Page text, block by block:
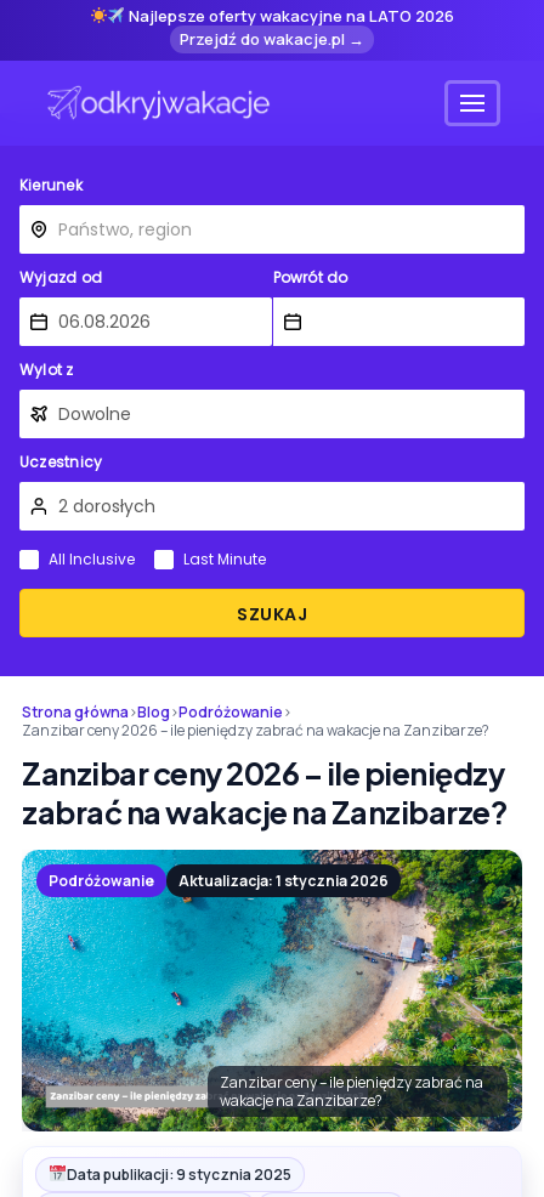
Najlepsze oferty wakacyjne na LATO 2026
Przejdź do wakacje.pl →
Menu
Kierunek
Wyjazd od Powrót do
Wylot z
Uczestnicy
SZUKAJ
All Inclusive Last Minute
Strona główna›Blog›Podróżowanie›
Zanzibar ceny 2026 – ile pieniędzy zabrać na wakacje na Zanzibarze?
Zanzibar ceny 2026 – ile pieniędzy
zabrać na wakacje na Zanzibarze?
Podróżowanie Aktualizacja: 1 stycznia 2026
Zanzibar ceny – ile pieniędzy zabrać na
wakacje na Zanzibarze?
Data publikacji: 9 stycznia 2025